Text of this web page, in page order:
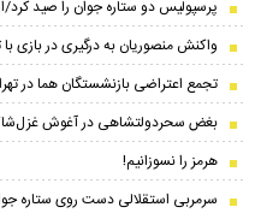
پرسپولیس دو ستاره جوان را صید کرد/
واکنش منصوریان به درگیری در بازی
تجمع اعتراضی بازنشستگان هما در
بغض سحر‌دولتشاهی در آغوش
هرمز را نسوزانیم!
سرمربی استقلالی دست روی ستاره